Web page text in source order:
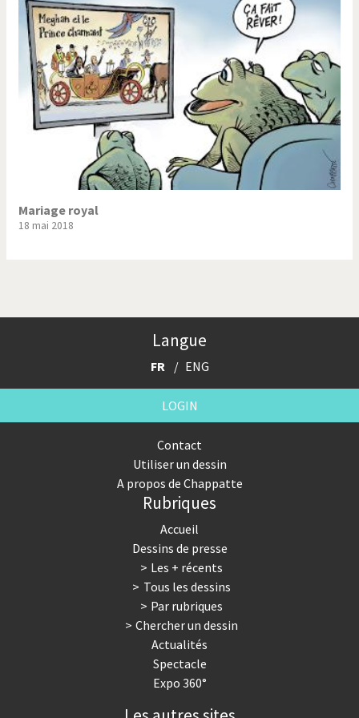
Trump II Un monde de foot
Vous avez dit "Islam"?
Mariage royal
18 mai 2018
Langue
FR ENG
LOGIN
Contact
Utiliser un dessin
A propos de Chappatte
Rubriques
Accueil
Dessins de presse
Les + récents
Tous les dessins
Par rubriques
Chercher un dessin
Actualités
Spectacle
Expo 360°